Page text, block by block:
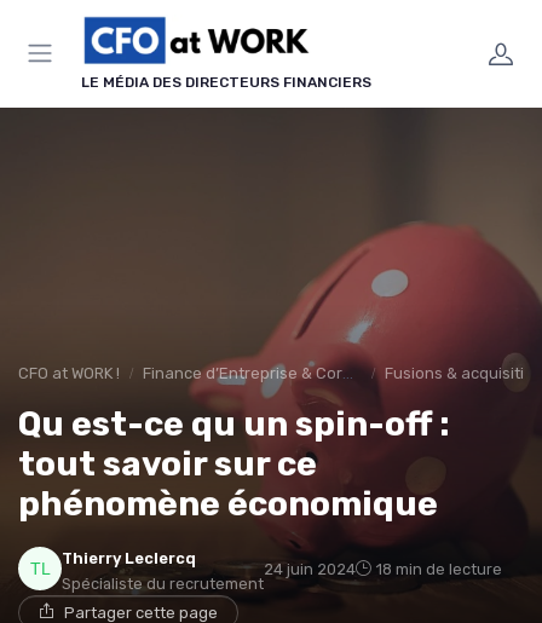
LE MÉDIA DES DIRECTEURS FINANCIERS
CFO at WORK ! Finance d’Entreprise & Corporate Finance Fusions &
Qu est-ce qu un spin-off :
tout savoir sur ce
phénomène économique
Thierry Leclercq
Spécialiste du recrutement
24 juin 2024 18 min de lecture
Partager cette page
Panneau de gestion des cookies